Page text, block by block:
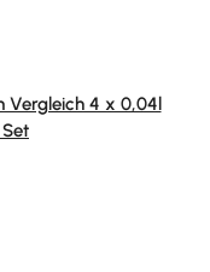
Vergleich 4 x 0,04l